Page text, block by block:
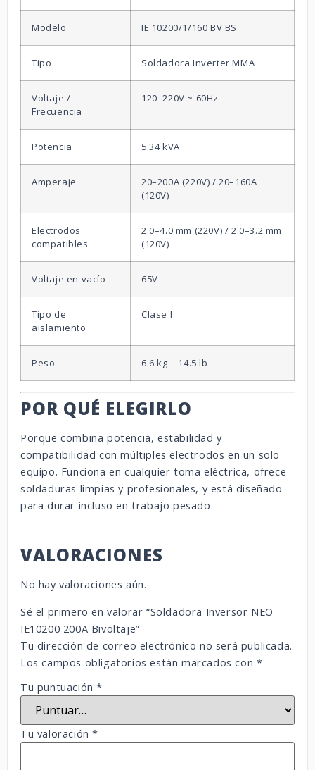
Modelo IE 10200/1/160 BV BS
Tipo Soldadora Inverter MMA
Voltaje /
Frecuencia
120–220V ~ 60Hz
Potencia 5.34 kVA
Amperaje
20–200A (220V) / 20–160A
(120V)
Electrodos
compatibles
2.0–4.0 mm (220V) / 2.0–3.2 mm
(120V)
Voltaje en vacío 65V
Tipo de
aislamiento
Clase I
Peso 6.6 kg – 14.5 lb
POR QUÉ ELEGIRLO
Porque combina potencia, estabilidad y
compatibilidad con múltiples electrodos en un solo
equipo. Funciona en cualquier toma eléctrica, ofrece
soldaduras limpias y profesionales, y está diseñado
para durar incluso en trabajo pesado.
VALORACIONES
No hay valoraciones aún.
Sé el primero en valorar “Soldadora Inversor NEO
IE10200 200A Bivoltaje”
Tu dirección de correo electrónico no será publicada.
Los campos obligatorios están marcados con *
Tu puntuación*
Tu valoración*